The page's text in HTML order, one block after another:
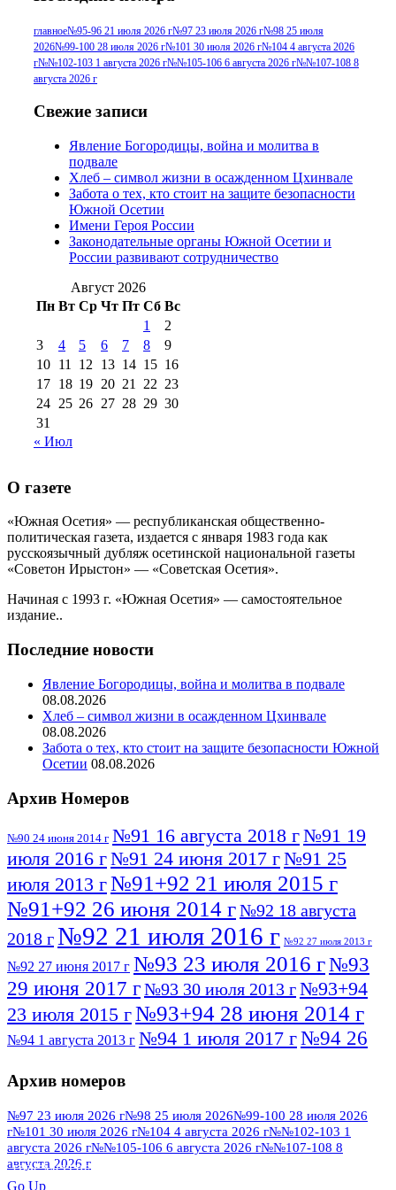
июля 2017 г(11)
г(13) №96 28 июля 2015 г(9) №96+97 3
июля 2014 г(10)№96+97 30 июля
2016 г(13)
июля 2017 г
2012 г
(15)
№97 30 июля 2015 г
(15)№98 1 августа 2015 г
августа 2016 г(10)№98 5 июля 2014 г(10)
№98 8 августа 2013 г
августа 2012 г(14) №98+99 11 июля
2017 г(9)
№99 4 августа
2016 г(12) №99 8 июля 2014 г
августа 2012 г(11)
августа 2013 г
(12)
главное№95-96 21 июля 2026 г№97 23 июля 2026 г№98 25 июля
2026№99-100 28 июля 2026 г№101 30 июля 2026 г№104 4 августа 2026
г№№102-103 1 августа 2026 г№№105-106 6 августа 2026 г№№107-108 8
августа 2026 г
Свежие записи
Явление Богородицы, война и молитва в
подвале
Хлеб – символ жизни в осажденном Цхинвале
Забота о тех, кто стоит на защите безопасности
Южной Осетии
Имени Героя России
Законодательные органы Южной Осетии и
России развивают сотрудничество
Август 2026
Пн Вт Ср Чт Пт Сб Вс
1
2
3
4 5 6 7 8
9
10 11 12 13 14 15 16
17 18 19 20 21 22 23
24 25 26 27 28 29 30
31
« Июл
О газете
«Южная Осетия» — республиканская общественно-
политическая газета, издается с января 1983 года как
русскоязычный дубляж осетинской национальной газеты
«Советон Ирыстон» — «Советская Осетия».
Начиная с 1993 г. «Южная Осетия» — самостоятельное
издание..
Последние новости
Явление Богородицы, война и молитва в подвале
08.08.2026
Хлеб – символ жизни в осажденном Цхинвале
08.08.2026
Забота о тех, кто стоит на защите безопасности Южной
Осетии 08.08.2026
Архив Номеров
№90 24 июня 2014 г №91 16 августа 2018 г№91 19
июля 2016 г№91 24 июня 2017 г№91 25
июля 2013 г№91+92 21 июля 2015 г
№91+92 26 июня 2014 г№92 18 августа
2018 г№92 21 июля 2016 г №92 27 июля 2013 г
№92 27 июня 2017 г №93 23 июля 2016 г№93
29 июня 2017 г№93 30 июля 2013 г№93+94
23 июля 2015 г№93+94 28 июня 2014 г
№94 1 августа 2013 г №94 1 июля 2017 г№94 26
№95 7 августа 2012 г
№95 28 июля 2016 г №95+96 3 августа
2013 г№96 6 июля 2017 г№96 9 августа
2012 г №96 28 июля 2015 г
Архив номеров
№97 23 июля 2026 г№98 25 июля 2026№99-100 28 июля 2026
г№101 30 июля 2026 г№104 4 августа 2026 г№№102-103 1
августа 2026 г№№105-106 6 августа 2026 г№№107-108 8
августа 2026 г
ПОСМОТРЕТЬ ВСЕ
Go Up